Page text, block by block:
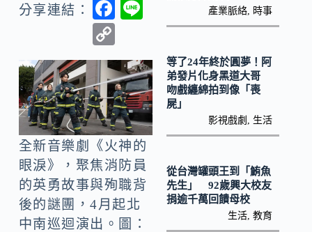
分享連結：
F
b
o
o
k
o
p
y
Li
n
k
全新音樂劇《火神的
眼淚》，聚焦消防員
的英勇故事與殉職背
後的謎團，4月起北
中南巡迴演出。圖：
產業脈絡 時事
等了24年終於圓夢！阿
弟發片化身黑道大哥
吻戲纏綿拍到像「喪
屍」
影視戲劇 生活
從台灣罐頭王到「鮪魚
先生」 92歲興大校友
捐逾千萬回饋母校
生活 ,教育